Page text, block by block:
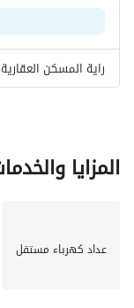
راية المسكن العقارية
المزايا
عداد كهرباء مستقل